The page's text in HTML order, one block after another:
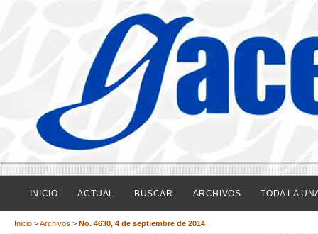
INICIO ACTUAL BUSCAR ARCHIVOS TODA LA
Inicio >Archivos > No. 4630, 4 de septiembre de 2014